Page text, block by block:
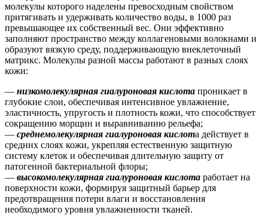
молекулы которого наделены превосходным свойством
притягивать и удерживать количество воды, в 1000 раз
превышающее их собственный вес. Они эффективно
заполняют пространство между коллагеновыми волокнами и
образуют вязкую среду, поддерживающую внеклеточный
матрикс. Молекулы разной массы работают в разных слоях
кожи:
— низкомолекулярная гиалуроновая кислота проникает в
глубокие слои, обеспечивая интенсивное увлажнение,
эластичность, упругость и плотность кожи, что способствует
сокращению морщин и выравниванию рельефа;
— среднемолекулярная гиалуроновая кислота действует в
средних слоях кожи, укрепляя естественную защитную
систему клеток и обеспечивая длительную защиту от
патогенной бактериальной флоры;
— высокомолекулярная гиалуроновая кислота работает на
поверхности кожи, формируя защитный барьер для
предотвращения потери влаги и восстановления
необходимого уровня увлажненности тканей.